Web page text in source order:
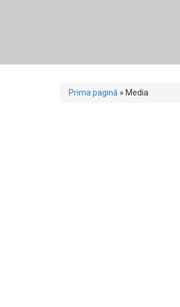
Prima pagină » Media